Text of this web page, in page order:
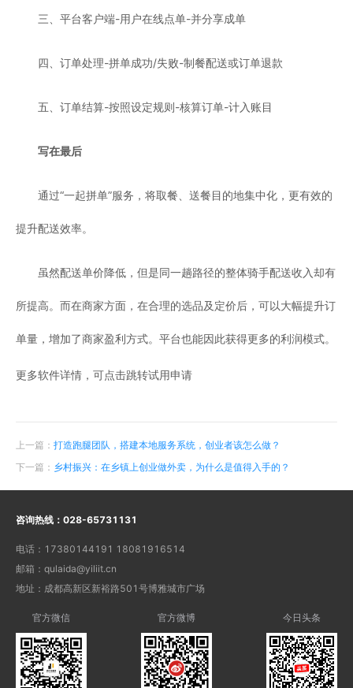
三、平台客户端-用户在线点单-并分享成单
四、订单处理-拼单成功/失败-制餐配送或订单退款
五、订单结算-按照设定规则-核算订单-计入账目
写在最后
通过“一起拼单”服务，将取餐、送餐目的地集中化，更有效的
提升配送效率。
虽然配送单价降低，但是同一趟路径的整体骑手配送收入却有
所提高。而在商家方面，在合理的选品及定价后，可以大幅提升订
单量，增加了商家盈利方式。平台也能因此获得更多的利润模式。
更多软件详情，可点击跳转试用申请
上一篇： 打造跑腿团队，搭建本地服务系统，创业者该怎么做？
下一篇： 乡村振兴：在乡镇上创业做外卖，为什么是值得入手的？
咨询热线： 028-65731131
电话： 17380144191 18081916514
邮箱： qulaida@yiliit.cn
地址： 成都高新区新裕路501号博雅城市广场
官方微信 官方微博 今日头条